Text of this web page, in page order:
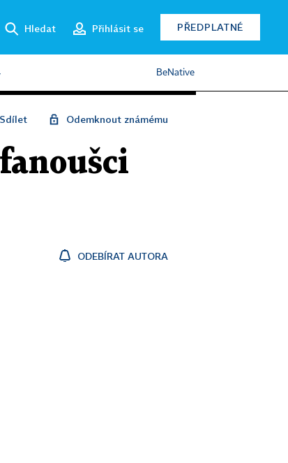
Hledat Přihlásit se PŘEDPLATNÉ
BeNative
Sdílet Odemknout známému
ODEBÍRAT AUTORA